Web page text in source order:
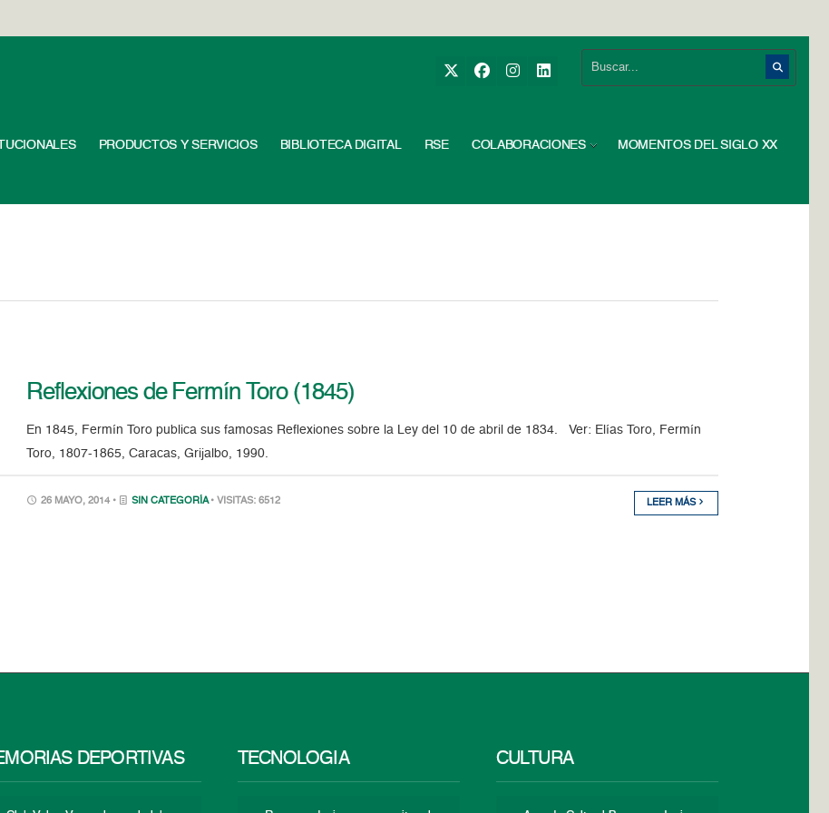
PRODUCTOS Y SERVICIOS BIBLIOTECA DIGITAL RSE COLABORACIONES MOMENTOS DEL SIGLO XX
Reflexiones de Fermín Toro (1845)
En 1845, Fermín Toro publica sus famosas Reflexiones sobre la Ley del 10 de abril de 1834. Ver: Elías Toro, Fermín
Toro, 1807-1865, Caracas, Grijalbo, 1990.
26 MAYO, 2014 • SIN CATEGORÍA • VISITAS: 6512 LEER MÁS
DEPORTIVAS TECNOLOGÍA CULTURA